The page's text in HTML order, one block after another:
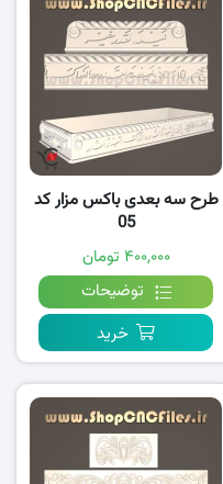
طرح سه بعدی باکس مزار کد
05
۴۰۰,۰۰۰ تومان
توضیحات
خرید